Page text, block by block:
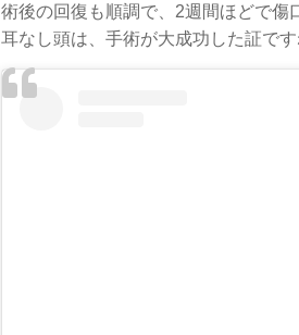
術後の回復も順調で、2週間ほどで傷
耳なし頭は、手術が大成功した証です